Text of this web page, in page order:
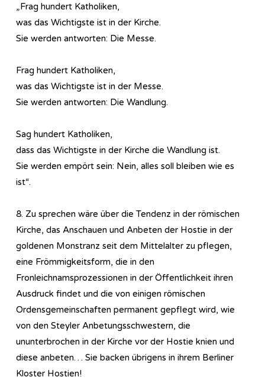
„Frag hundert Katholiken,
was das Wichtigste ist in der Kirche.
Sie werden antworten: Die Messe.
Frag hundert Katholiken,
was das Wichtigste ist in der Messe.
Sie werden antworten: Die Wandlung.
Sag hundert Katholiken,
dass das Wichtigste in der Kirche die Wandlung ist.
Sie werden empört sein: Nein, alles soll bleiben wie es
ist“.
8. Zu sprechen wäre über die Tendenz in der römischen
Kirche, das Anschauen und Anbeten der Hostie in der
goldenen Monstranz seit dem Mittelalter zu pflegen,
eine Frömmigkeitsform, die in den
Fronleichnamsprozessionen in der Öffentlichkeit ihren
Ausdruck findet und die von einigen römischen
Ordensgemeinschaften permanent gepflegt wird, wie
von den Steyler Anbetungsschwestern, die
ununterbrochen in der Kirche vor der Hostie knien und
diese anbeten… Sie backen übrigens in ihrem Berliner
Kloster Hostien!